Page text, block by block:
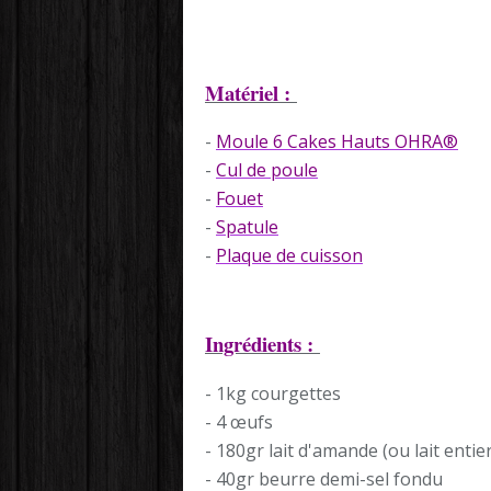
Matériel :
- Moule 6 Cakes Hauts OHRA®
- Cul de poule
- Fouet
- Spatule
- Plaque de cuisson
Ingrédients :
- 1kg courgettes
- 4 œufs
- 180gr lait d'amande (ou lait
- 40gr beurre demi-sel fondu